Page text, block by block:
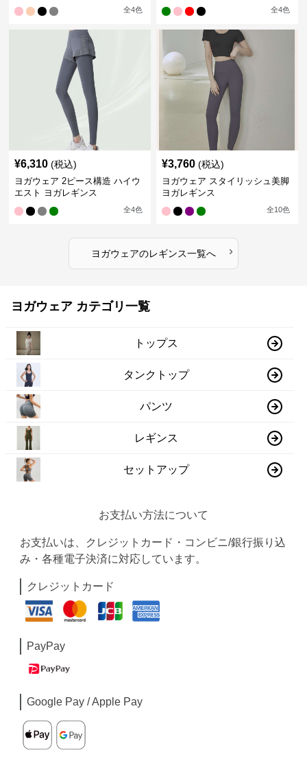
全4色 全4色
¥6,310 (税込)
ヨガウェア 2ピース構造 ハイウ
エスト ヨガレギンス
全4色
¥3,760 (税込)
ヨガウェア スタイリッシュ美脚
ヨガレギンス
全10色
ヨガウェアのレギンス一覧へ ›
ヨガウェア カテゴリ一覧
トップス
タンクトップ
パンツ
レギンス
セットアップ
お支払い方法について
お支払いは、クレジットカード・コンビニ/銀行振り込
み・各種電子決済に対応しています。
クレジットカード
PayPay
Google Pay / Apple Pay